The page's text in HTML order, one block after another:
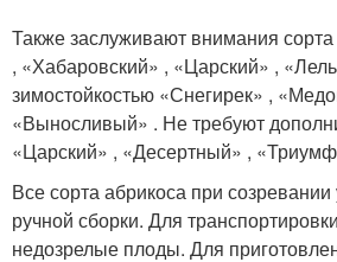
Также заслуживают внимания
, «Хабаровский» , «Царский» ,
зимостойкостью «Снегирек» ,
«Выносливый» . Не требуют
«Царский» , «Десертный» ,
Все сорта абрикоса при
ручной сборки. Для
недозрелые плоды. Для